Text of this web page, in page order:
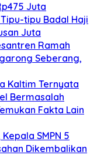
Juta
tipu Badal Haji
Juta
Ramah
Seberang,
Kaltim Ternyata
Bermasalah
Fakta Lain
SMPN 5
Dikembalikan